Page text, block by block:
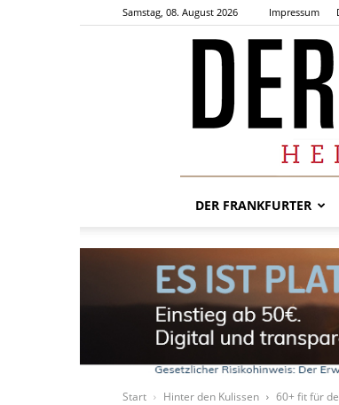
Samstag, 08. August 2026 Impressum
DER FRANKFURTER
Start Hinter den Kulissen 60+ fit für